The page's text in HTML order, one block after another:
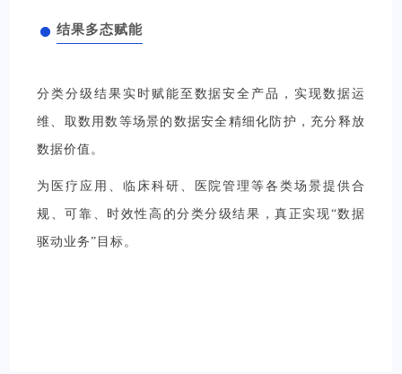
结果多态赋能
分类分级结果实时赋能至数据安全产品，实现数据运
维、取数用数等场景的数据安全精细化防护，充分释放
数据价值。
为医疗应用、临床科研、医院管理等各类场景提供合
规、可靠、时效性高的分类分级结果，真正实现“数据
驱动业务”目标。